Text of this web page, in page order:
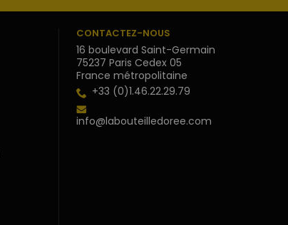
CONTACTEZ-NOUS
16 boulevard Saint-Germain
75237 Paris Cedex 05
France métropolitaine
+33 (0)1.46.22.29.79
info@labouteilledoree.com